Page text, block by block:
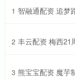
1 智融通配资 追梦
2 丰云配资 梅西21
3 熊宝宝配资 魔芋